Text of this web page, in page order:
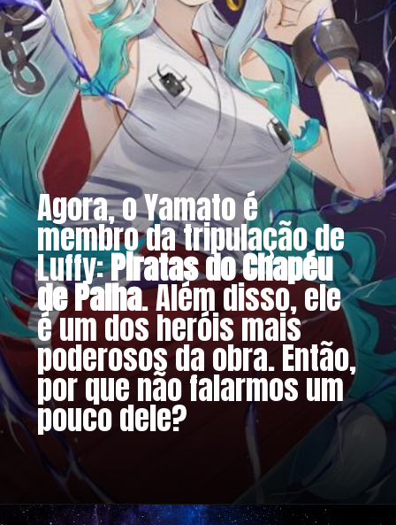
Agora, o Yamato é
membro da tripulação de
Luffy: Piratas do Chapéu
de Palha. Além disso, ele
é um dos heróis mais
poderosos da obra. Então,
por que não falarmos um
pouco dele?